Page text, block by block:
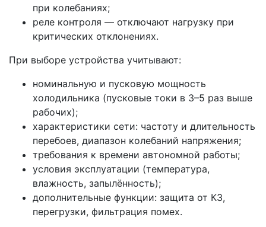
при колебаниях;
реле контроля — отключают нагрузку при
критических отклонениях.
При выборе устройства учитывают:
номинальную и пусковую мощность
холодильника (пусковые токи в 3–5 раз выше
рабочих);
характеристики сети: частоту и длительность
перебоев, диапазон колебаний напряжения;
требования к времени автономной работы;
условия эксплуатации (температура,
влажность, запылённость);
дополнительные функции: защита от КЗ,
перегрузки, фильтрация помех.